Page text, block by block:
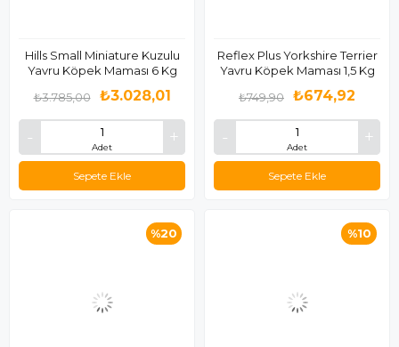
Hills Small Miniature Kuzulu
Yavru Köpek Maması 6 Kg
Adet
₺3.028,01
₺3.785,00
Sepete Ekle
Reflex Plus Yorkshire Terrier
Yavru Köpek Maması 1,5 Kg
Adet
₺674,92
₺749,90
Sepete Ekle
%20 %10